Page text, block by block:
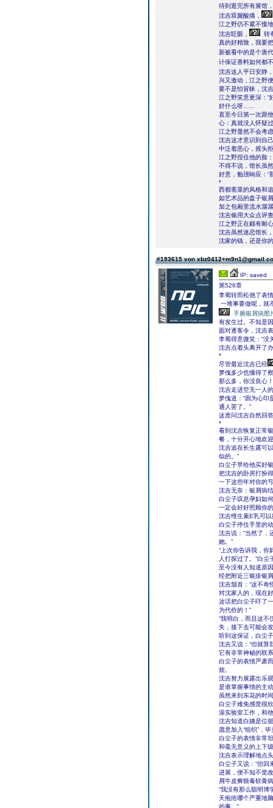
待到逛完所有展馆，
沈吉双腿酸痛，
江之野仍不紧不慢
沈吉眨眼，
转
真的好精致，我要
新被看中的是个唐
计保证香料如何都
沈吉这人平日安静
兴又激动，江之野
要不是怕冒昧，沈
江之野笑意更深：“
好什么呀……
直至今日第一次跟
心：真就没人怀疑
江之野显然不会考
沈吉这才意识到自
中泛着恶心，摇头
江之野捏住他的脸
不得不说，馆长虽
好意，勉强响应：
*
西都斋菜的风格和
如艺术品的盘子银
加之包厢里流水潺
沈吉偷用大众点评
江之野正在颇有耐
沈吉虽然迷恋馆长
沈家的钱，还是你
#193615 von
IP: saved
第526章
李蜀转而松弛了表
一堆事要做呢，就
手腕银屑病图
有发生过。不知是
面对逐客令，沈吉
李蜀得意微笑：“没
沈吉点着头离开了
*
尽管最近沈吉已经
梦傀多少也懂得了
那么多，你没良心！
沈吉走进空无一人
梦傀道：“因为心印
通人罢了。”
这质问沈吉自然回
*
看到沈吉恢复正常
餐，十分开心地欢
沈吉追在长生露可
似的。”
白尘子早给他买好
把沈吉的卧房打扮
一下这些年对你的
沈吉无奈：银屑病
白尘子叹息孕妇如
一定会好好照顾你
沈吉维生素E乳可
白尘子停住手里的
沈吉说：“当然了，
她。”
“上次你告诉我，你
人打探过了。”白
至今没有人知道原
经把附近三银疹银
沈吉颔首：“这不奇
对沈家人的，现在
这话把白尘子吓了
为代价的！”
“我明白，而且这不
失，接下去可能会
听到这保证，白尘
沈吉又说：“但就算
它有非常神秘的联
白尘子的表情严肃
烦。
沈吉努力展露出乐
是谁掌握事情的主
虽然来到东花的时
白尘子难免感觉很
澡实验室工作，和
沈吉知道白姨是位
愿意加入“组织”，
白尘子的表情非常
和毫无意义的上下
沈吉表示理解地点
白尘子又说：“但回
进展，便不知不觉
屑牛皮癣狼毒软膏
“我没有那么聪明博
天疱疮哪个严重地
的事。”